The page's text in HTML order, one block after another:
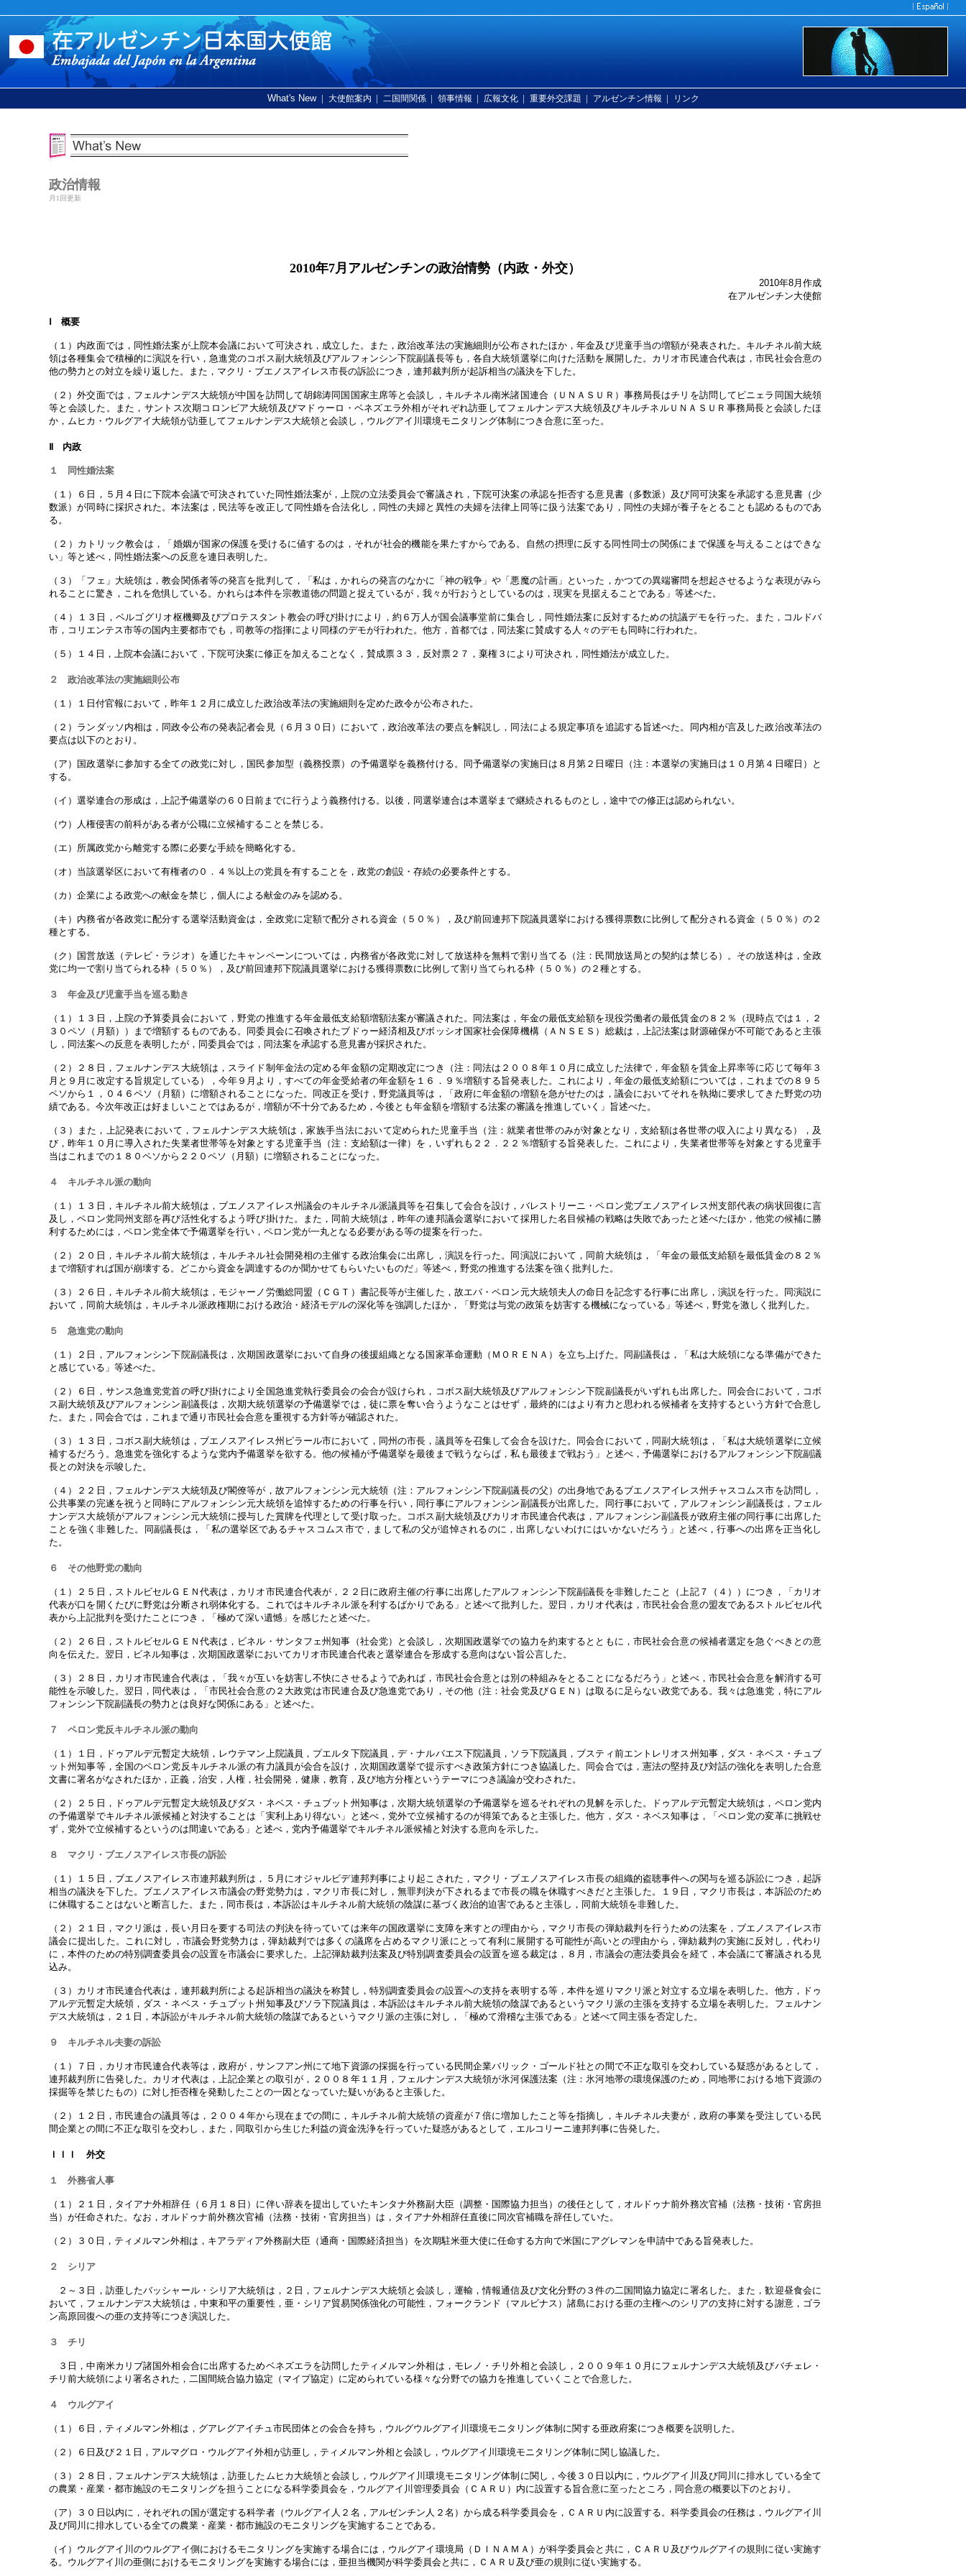
What's New | 大使館案内 | 二国間関係 | 領事情報 | 広報文化 | 重要外交課題 | アルゼンチン情報 | リンク
政治情報
月1回更新
2010年7月アルゼンチンの政治情勢（内政・外交）
2010年8月作成
在アルゼンチン大使館
Ⅰ 概要
（１）内政面では，同性婚法案が上院本会議において可決され，成立した。また，政治改革法の実施細則が公布されたほか，年金及び児童手当の増額が発表された。キルチネル前大統
領は各種集会で積極的に演説を行い，急進党のコボス副大統領及びアルフォンシン下院副議長等も，各自大統領選挙に向けた活動を展開した。カリオ市民連合代表は，市民社会合意の
他の勢力との対立を繰り返した。また，マクリ・ブエノスアイレス市長の訴訟につき，連邦裁判所が起訴相当の議決を下した。
（２）外交面では，フェルナンデス大統領が中国を訪問して胡錦涛同国国家主席等と会談し，キルチネル南米諸国連合（ＵＮＡＳＵＲ）事務局長はチリを訪問してピニェラ同国大統領
等と会談した。また，サントス次期コロンビア大統領及びマドゥーロ・ベネズエラ外相がそれぞれ訪亜してフェルナンデス大統領及びキルチネルＵＮＡＳＵＲ事務局長と会談したほ
か，ムヒカ・ウルグアイ大統領が訪亜してフェルナンデス大統領と会談し，ウルグアイ川環境モニタリング体制につき合意に至った。
Ⅱ 内政
１ 同性婚法案
（１）６日，５月４日に下院本会議で可決されていた同性婚法案が，上院の立法委員会で審議され，下院可決案の承認を拒否する意見書（多数派）及び同可決案を承認する意見書（少
数派）が同時に採択された。本法案は，民法等を改正して同性婚を合法化し，同性の夫婦と異性の夫婦を法律上同等に扱う法案であり，同性の夫婦が養子をとることも認めるものであ
る。
（２）カトリック教会は，「婚姻が国家の保護を受けるに値するのは，それが社会的機能を果たすからである。自然の摂理に反する同性同士の関係にまで保護を与えることはできな
い」等と述べ，同性婚法案への反意を連日表明した。
（３）「フェ」大統領は，教会関係者等の発言を批判して，「私は，かれらの発言のなかに「神の戦争」や「悪魔の計画」といった，かつての異端審問を想起させるような表現がみら
れることに驚き，これを危惧している。かれらは本件を宗教道徳の問題と捉えているが，我々が行おうとしているのは，現実を見据えることである」等述べた。
（４）１３日，ベルゴグリオ枢機卿及びプロテスタント教会の呼び掛けにより，約６万人が国会議事堂前に集合し，同性婚法案に反対するための抗議デモを行った。また，コルドバ
市，コリエンテス市等の国内主要都市でも，司教等の指揮により同様のデモが行われた。他方，首都では，同法案に賛成する人々のデモも同時に行われた。
（５）１４日，上院本会議において，下院可決案に修正を加えることなく，賛成票３３，反対票２７，棄権３により可決され，同性婚法が成立した。
２ 政治改革法の実施細則公布
（１）１日付官報において，昨年１２月に成立した政治改革法の実施細則を定めた政令が公布された。
（２）ランダッソ内相は，同政令公布の発表記者会見（６月３０日）において，政治改革法の要点を解説し，同法による規定事項を追認する旨述べた。同内相が言及した政治改革法の
要点は以下のとおり。
（ア）国政選挙に参加する全ての政党に対し，国民参加型（義務投票）の予備選挙を義務付ける。同予備選挙の実施日は８月第２日曜日（注：本選挙の実施日は１０月第４日曜日）と
する。
（イ）選挙連合の形成は，上記予備選挙の６０日前までに行うよう義務付ける。以後，同選挙連合は本選挙まで継続されるものとし，途中での修正は認められない。
（ウ）人権侵害の前科がある者が公職に立候補することを禁じる。
（エ）所属政党から離党する際に必要な手続を簡略化する。
（オ）当該選挙区において有権者の０．４％以上の党員を有することを，政党の創設・存続の必要条件とする。
（カ）企業による政党への献金を禁じ，個人による献金のみを認める。
（キ）内務省が各政党に配分する選挙活動資金は，全政党に定額で配分される資金（５０％），及び前回連邦下院議員選挙における獲得票数に比例して配分される資金（５０％）の２
種とする。
（ク）国営放送（テレビ・ラジオ）を通じたキャンペーンについては，内務省が各政党に対して放送枠を無料で割り当てる（注：民間放送局との契約は禁じる）。その放送枠は，全政
党に均一で割り当てられる枠（５０％），及び前回連邦下院議員選挙における獲得票数に比例して割り当てられる枠（５０％）の２種とする。
３ 年金及び児童手当を巡る動き
（１）１３日，上院の予算委員会において，野党の推進する年金最低支給額増額法案が審議された。同法案は，年金の最低支給額を現役労働者の最低賃金の８２％（現時点では１，２
３０ペソ（月額））まで増額するものである。同委員会に召喚されたブドゥー経済相及びボッシオ国家社会保障機構（ＡＮＳＥＳ）総裁は，上記法案は財源確保が不可能であると主張
し，同法案への反意を表明したが，同委員会では，同法案を承認する意見書が採択された。
（２）２８日，フェルナンデス大統領は，スライド制年金法の定める年金額の定期改定につき（注：同法は２００８年１０月に成立した法律で，年金額を賃金上昇率等に応じて毎年３
月と９月に改定する旨規定している），今年９月より，すべての年金受給者の年金額を１６．９％増額する旨発表した。これにより，年金の最低支給額については，これまでの８９５
ペソから１，０４６ペソ（月額）に増額されることになった。同改正を受け，野党議員等は，「政府に年金額の増額を急がせたのは，議会においてそれを執拗に要求してきた野党の功
績である。今次年改正は好ましいことではあるが，増額が不十分であるため，今後とも年金額を増額する法案の審議を推進していく」旨述べた。
（３）また，上記発表において，フェルナンデス大統領は，家族手当法において定められた児童手当（注：就業者世帯のみが対象となり，支給額は各世帯の収入により異なる），及
び，昨年１０月に導入された失業者世帯等を対象とする児童手当（注：支給額は一律）を，いずれも２２．２２％増額する旨発表した。これにより，失業者世帯等を対象とする児童手
当はこれまでの１８０ペソから２２０ペソ（月額）に増額されることになった。
４ キルチネル派の動向
（１）１３日，キルチネル前大統領は，ブエノスアイレス州議会のキルチネル派議員等を召集して会合を設け，バレストリーニ・ペロン党ブエノスアイレス州支部代表の病状回復に言
及し，ペロン党同州支部を再び活性化するよう呼び掛けた。また，同前大統領は，昨年の連邦議会選挙において採用した名目候補の戦略は失敗であったと述べたほか，他党の候補に勝
利するためには，ペロン党全体で予備選挙を行い，ペロン党が一丸となる必要がある等の提案を行った。
（２）２０日，キルチネル前大統領は，キルチネル社会開発相の主催する政治集会に出席し，演説を行った。同演説において，同前大統領は，「年金の最低支給額を最低賃金の８２％
まで増額すれば国が崩壊する。どこから資金を調達するのか聞かせてもらいたいものだ」等述べ，野党の推進する法案を強く批判した。
（３）２６日，キルチネル前大統領は，モジャーノ労働総同盟（ＣＧＴ）書記長等が主催した，故エバ・ペロン元大統領夫人の命日を記念する行事に出席し，演説を行った。同演説に
おいて，同前大統領は，キルチネル派政権期における政治・経済モデルの深化等を強調したほか，「野党は与党の政策を妨害する機械になっている」等述べ，野党を激しく批判した。
５ 急進党の動向
（１）２日，アルフォンシン下院副議長は，次期国政選挙において自身の後援組織となる国家革命運動（ＭＯＲＥＮＡ）を立ち上げた。同副議長は，「私は大統領になる準備ができた
と感じている」等述べた。
（２）６日，サンス急進党党首の呼び掛けにより全国急進党執行委員会の会合が設けられ，コボス副大統領及びアルフォンシン下院副議長がいずれも出席した。同会合において，コボ
ス副大統領及びアルフォンシン副議長は，次期大統領選挙の予備選挙では，徒に票を奪い合うようなことはせず，最終的にはより有力と思われる候補者を支持するという方針で合意し
た。また，同会合では，これまで通り市民社会合意を重視する方針等が確認された。
（３）１３日，コボス副大統領は，ブエノスアイレス州ピラール市において，同州の市長，議員等を召集して会合を設けた。同会合において，同副大統領は，「私は大統領選挙に立候
補するだろう。急進党を強化するような党内予備選挙を欲する。他の候補が予備選挙を最後まで戦うならば，私も最後まで戦おう」と述べ，予備選挙におけるアルフォンシン下院副議
長との対決を示唆した。
（４）２２日，フェルナンデス大統領及び閣僚等が，故アルフォンシン元大統領（注：アルフォンシン下院副議長の父）の出身地であるブエノスアイレス州チャスコムス市を訪問し，
公共事業の完遂を祝うと同時にアルフォンシン元大統領を追悼するための行事を行い，同行事にアルフォンシン副議長が出席した。同行事において，アルフォンシン副議長は，フェル
ナンデス大統領がアルフォンシン元大統領に授与した賞牌を代理として受け取った。コボス副大統領及びカリオ市民連合代表は，アルフォンシン副議長が政府主催の同行事に出席した
ことを強く非難した。同副議長は，「私の選挙区であるチャスコムス市で，まして私の父が追悼されるのに，出席しないわけにはいかないだろう」と述べ，行事への出席を正当化し
た。
６ その他野党の動向
（１）２５日，ストルビセルＧＥＮ代表は，カリオ市民連合代表が，２２日に政府主催の行事に出席したアルフォンシン下院副議長を非難したこと（上記７（４））につき，「カリオ
代表が口を開くたびに野党は分断され弱体化する。これではキルチネル派を利するばかりである」と述べて批判した。翌日，カリオ代表は，市民社会合意の盟友であるストルビセル代
表から上記批判を受けたことにつき，「極めて深い遺憾」を感じたと述べた。
（２）２６日，ストルビセルＧＥＮ代表は，ビネル・サンタフェ州知事（社会党）と会談し，次期国政選挙での協力を約束するとともに，市民社会合意の候補者選定を急ぐべきとの意
向を伝えた。翌日，ビネル知事は，次期国政選挙においてカリオ市民連合代表と選挙連合を形成する意向はない旨公言した。
（３）２８日，カリオ市民連合代表は，「我々が互いを妨害し不快にさせるようであれば，市民社会合意とは別の枠組みをとることになるだろう」と述べ，市民社会合意を解消する可
能性を示唆した。翌日，同代表は，「市民社会合意の２大政党は市民連合及び急進党であり，その他（注：社会党及びＧＥＮ）は取るに足らない政党である。我々は急進党，特にアル
フォンシン下院副議長の勢力とは良好な関係にある」と述べた。
７ ペロン党反キルチネル派の動向
（１）１日，ドゥアルデ元暫定大統領，レウテマン上院議員，プエルタ下院議員，デ・ナルバエス下院議員，ソラ下院議員，ブスティ前エントレリオス州知事，ダス・ネベス・チュブ
ット州知事等，全国のペロン党反キルチネル派の有力議員が会合を設け，次期国政選挙で提示すべき政策方針につき協議した。同会合では，憲法の堅持及び対話の強化を表明した合意
文書に署名がなされたほか，正義，治安，人権，社会開発，健康，教育，及び地方分権というテーマにつき議論が交わされた。
（２）２５日，ドゥアルデ元暫定大統領及びダス・ネベス・チュブット州知事は，次期大統領選挙の予備選挙を巡るそれぞれの見解を示した。ドゥアルデ元暫定大統領は，ペロン党内
の予備選挙でキルチネル派候補と対決することは「実利上あり得ない」と述べ，党外で立候補するのが得策であると主張した。他方，ダス・ネベス知事は，「ペロン党の変革に挑戦せ
ず，党外で立候補するというのは間違いである」と述べ，党内予備選挙でキルチネル派候補と対決する意向を示した。
８ マクリ・ブエノスアイレス市長の訴訟
（１）１５日，ブエノスアイレス市連邦裁判所は，５月にオジャルビデ連邦判事により起こされた，マクリ・ブエノスアイレス市長の組織的盗聴事件への関与を巡る訴訟につき，起訴
相当の議決を下した。ブエノスアイレス市議会の野党勢力は，マクリ市長に対し，無罪判決が下されるまで市長の職を休職すべきだと主張した。１９日，マクリ市長は，本訴訟のため
に休職することはないと断言した。また，同市長は，本訴訟はキルチネル前大統領の陰謀に基づく政治的迫害であると主張し，同前大統領を非難した。
（２）２１日，マクリ派は，長い月日を要する司法の判決を待っていては来年の国政選挙に支障を来すとの理由から，マクリ市長の弾劾裁判を行うための法案を，ブエノスアイレス市
議会に提出した。これに対し，市議会野党勢力は，弾劾裁判では多くの議席を占めるマクリ派にとって有利に展開する可能性が高いとの理由から，弾劾裁判の実施に反対し，代わり
に，本件のための特別調査委員会の設置を市議会に要求した。上記弾劾裁判法案及び特別調査委員会の設置を巡る裁定は，８月，市議会の憲法委員会を経て，本会議にて審議される見
込み。
（３）カリオ市民連合代表は，連邦裁判所による起訴相当の議決を称賛し，特別調査委員会の設置への支持を表明する等，本件を巡りマクリ派と対立する立場を表明した。他方，ドゥ
アルデ元暫定大統領，ダス・ネベス・チュブット州知事及びソラ下院議員は，本訴訟はキルチネル前大統領の陰謀であるというマクリ派の主張を支持する立場を表明した。フェルナン
デス大統領は，２１日，本訴訟がキルチネル前大統領の陰謀であるというマクリ派の主張に対し，「極めて滑稽な主張である」と述べて同主張を否定した。
９ キルチネル夫妻の訴訟
（１）７日，カリオ市民連合代表等は，政府が，サンフアン州にて地下資源の採掘を行っている民間企業バリック・ゴールド社との間で不正な取引を交わしている疑惑があるとして，
連邦裁判所に告発した。カリオ代表は，上記企業との取引が，２００８年１１月，フェルナンデス大統領が氷河保護法案（注：氷河地帯の環境保護のため，同地帯における地下資源の
採掘等を禁じたもの）に対し拒否権を発動したことの一因となっていた疑いがあると主張した。
（２）１２日，市民連合の議員等は，２００４年から現在までの間に，キルチネル前大統領の資産が７倍に増加したこと等を指摘し，キルチネル夫妻が，政府の事業を受注している民
間企業との間に不正な取引を交わし，また，同取引から生じた利益の資金洗浄を行っていた疑惑があるとして，エルコリーニ連邦判事に告発した。
ＩＩＩ 外交
１ 外務省人事
（１）２１日，タイアナ外相辞任（６月１８日）に伴い辞表を提出していたキンタナ外務副大臣（調整・国際協力担当）の後任として，オルドゥナ前外務次官補（法務・技術・官房担
当）が任命された。なお，オルドゥナ前外務次官補（法務・技術・官房担当）は，タイアナ外相辞任直後に同次官補職を辞任していた。
（２）３０日，ティメルマン外相は，キアラディア外務副大臣（通商・国際経済担当）を次期駐米亜大使に任命する方向で米国にアグレマンを申請中である旨発表した。
２ シリア
２～３日，訪亜したバッシャール・シリア大統領は，２日，フェルナンデス大統領と会談し，運輸，情報通信及び文化分野の３件の二国間協力協定に署名した。また，歓迎昼食会に
おいて，フェルナンデス大統領は，中東和平の重要性，亜・シリア貿易関係強化の可能性，フォークランド（マルビナス）諸島における亜の主権へのシリアの支持に対する謝意，ゴラ
ン高原回復への亜の支持等につき演説した。
３ チリ
３日，中南米カリブ諸国外相会合に出席するためベネズエラを訪問したティメルマン外相は，モレノ・チリ外相と会談し，２００９年１０月にフェルナンデス大統領及びバチェレ・
チリ前大統領により署名された，二国間統合協力協定（マイプ協定）に定められている様々な分野での協力を推進していくことで合意した。
４ ウルグアイ
（１）６日，ティメルマン外相は，グアレグアイチュ市民団体との会合を持ち，ウルグウルグアイ川環境モニタリング体制に関する亜政府案につき概要を説明した。
（２）６日及び２１日，アルマグロ・ウルグアイ外相が訪亜し，ティメルマン外相と会談し，ウルグアイ川環境モニタリング体制に関し協議した。
（３）２８日，フェルナンデス大統領は，訪亜したムヒカ大統領と会談し，ウルグアイ川環境モニタリング体制に関し，今後３０日以内に，ウルグアイ川及び同川に排水している全て
の農業・産業・都市施設のモニタリングを担うことになる科学委員会を，ウルグアイ川管理委員会（ＣＡＲＵ）内に設置する旨合意に至ったところ，同合意の概要以下のとおり。
（ア）３０日以内に，それぞれの国が選定する科学者（ウルグアイ人２名，アルゼンチン人２名）から成る科学委員会を，ＣＡＲＵ内に設置する。科学委員会の任務は，ウルグアイ川
及び同川に排水している全ての農業・産業・都市施設のモニタリングを実施することである。
（イ）ウルグアイ川のウルグアイ側におけるモニタリングを実施する場合には，ウルグアイ環境局（ＤＩＮＡＭＡ）が科学委員会と共に，ＣＡＲＵ及びウルグアイの規則に従い実施す
る。ウルグアイ川の亜側におけるモニタリングを実施する場合には，亜担当機関が科学委員会と共に，ＣＡＲＵ及び亜の規則に従い実施する。